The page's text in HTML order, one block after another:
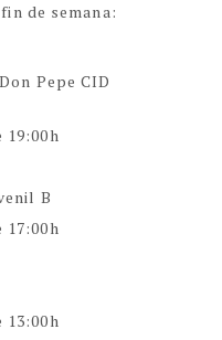
de semana:
Pepe CID
19:00h
B
17:00h
13:00h